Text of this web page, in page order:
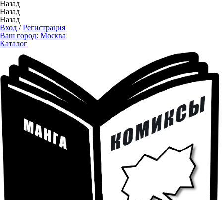
Назад
Назад
Назад
Вход /Регистрация
Ваш город: Москва
Каталог